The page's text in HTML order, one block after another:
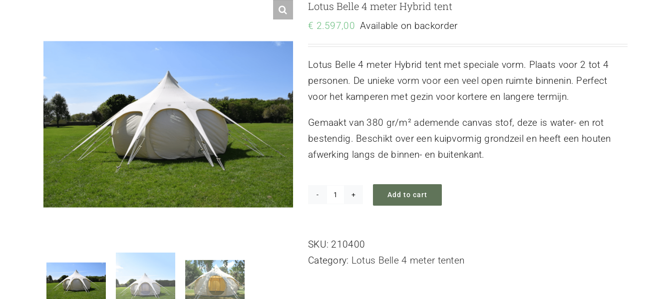
Lotus Belle 4 meter Hybrid tent
€ 2.597,00 Available on backorder
Lotus Belle 4 meter Hybrid tent met speciale vorm. Plaats voor 2 tot 4
personen. De unieke vorm voor een veel open ruimte binnenin. Perfect
voor het kamperen met gezin voor kortere en langere termijn.
Gemaakt van 380 gr/m² ademende canvas stof, deze is water- en rot
bestendig. Beschikt over een kuipvormig grondzeil en heeft een houten
afwerking langs de binnen- en buitenkant.
meter
Hybrid
Add to cart
SKU: 210400
Category: Lotus Belle 4 meter tenten